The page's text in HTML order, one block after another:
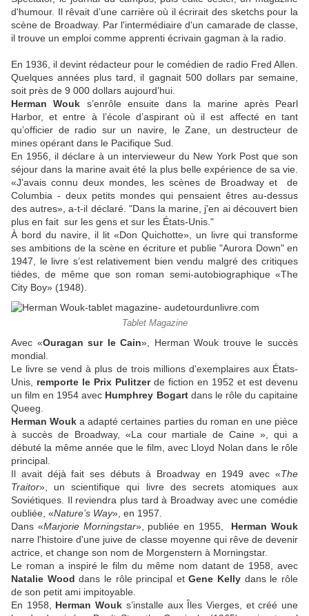
d'humour. Il rêvait d’une carrière où il écrirait des sketchs pour la
scène de Broadway. Par l'intermédiaire d'un camarade de classe,
il trouve un emploi comme apprenti écrivain gagman à la radio.
En 1936, il devint rédacteur pour le comédien de radio Fred Allen.
Quelques années plus tard, il gagnait 500 dollars par semaine,
soit près de 9 000 dollars aujourd’hui.
Herman Wouk s’enrôle ensuite dans la marine après Pearl
Harbor, et entre à l’école d’aspirant où il est affecté en tant
qu’officier de radio sur un navire, le Zane, un destructeur de
mines opérant dans le Pacifique Sud.
En 1956, il déclare à un intervieweur du New York Post que son
séjour dans la marine avait été la plus belle expérience de sa vie.
«J'avais connu deux mondes, les scènes de Broadway et de
Columbia - deux petits mondes qui pensaient êtres au-dessus
des autres», a-t-il déclaré. "Dans la marine, j'en ai découvert bien
plus en fait sur les gens et sur les États-Unis."
À bord du navire, il lit «Don Quichotte», un livre qui transforme
ses ambitions de la scène en écriture et publie "Aurora Down" en
1947, le livre s’est relativement bien vendu malgré des critiques
tièdes, de même que son roman semi-autobiographique «The
City Boy» (1948).
Tablet Magazine
Avec «Ouragan sur le Cain», Herman Wouk trouve le succès
mondial.
Le livre se vend à plus de trois millions d'exemplaires aux États-
Unis, remporte le Prix Pulitzer de fiction en 1952 et est devenu
un film en 1954 avec Humphrey Bogartdans le rôle du capitaine
Queeg.
Herman Wouk a adapté certaines parties du roman en une pièce
à succès de Broadway, «La cour martiale de Caine », qui a
débuté la même année que le film, avec Lloyd Nolan dans le rôle
principal.
Il avait déjà fait ses débuts à Broadway en 1949 avec «The
Traitor», un scientifique qui livre des secrets atomiques aux
Soviétiques. Il reviendra plus tard à Broadway avec une comédie
oubliée, «Nature’s Way», en 1957.
Dans «Marjorie Morningstar», publiée en 1955, Herman Wouk
narre l'histoire d'une juive de classe moyenne qui rêve de devenir
actrice, et change son nom de Morgenstern à Morningstar.
Le roman a inspiré le film du même nom datant de 1958, avec
Natalie Wood dans le rôle principal etGene Kelly dans le rôle
de son petit ami impitoyable.
En 1958, Herman Wouk s’installe aux Îles Vierges, et créé une